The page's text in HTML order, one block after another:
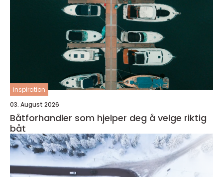
inspiration
03. August 2026
Båtforhandler som hjelper deg å velge riktig
båt